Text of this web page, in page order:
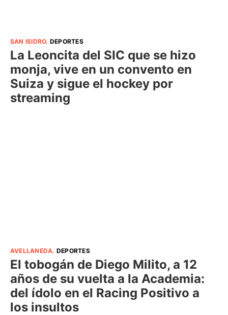
SAN ISIDRO. DEPORTES
La Leoncita del SIC que se hizo
monja, vive en un convento en
Suiza y sigue el hockey por
streaming
AVELLANEDA. DEPORTES
El tobogán de Diego Milito, a 12
años de su vuelta a la Academia:
del ídolo en el Racing Positivo a
los insultos